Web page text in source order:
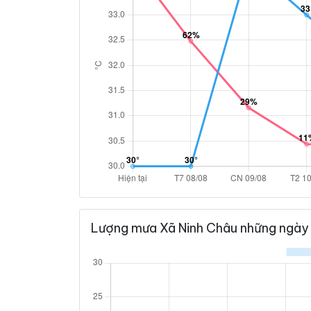
Lượng mưa Xã Ninh Châu những